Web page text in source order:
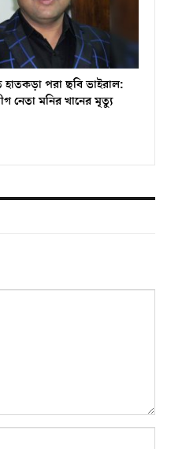
পরা ছবি ভাইরাল:
নেতা মনির খানের মৃত্যু